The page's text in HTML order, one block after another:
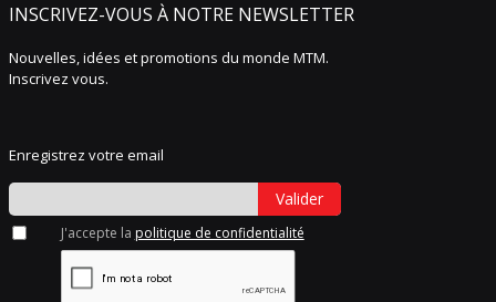
INSCRIVEZ-VOUS À NOTRE NEWSLETTER
Nouvelles, idées et promotions du monde MTM.
Inscrivez vous.
Enregistrez votre email
Valider
J'accepte la politique de confidentialité